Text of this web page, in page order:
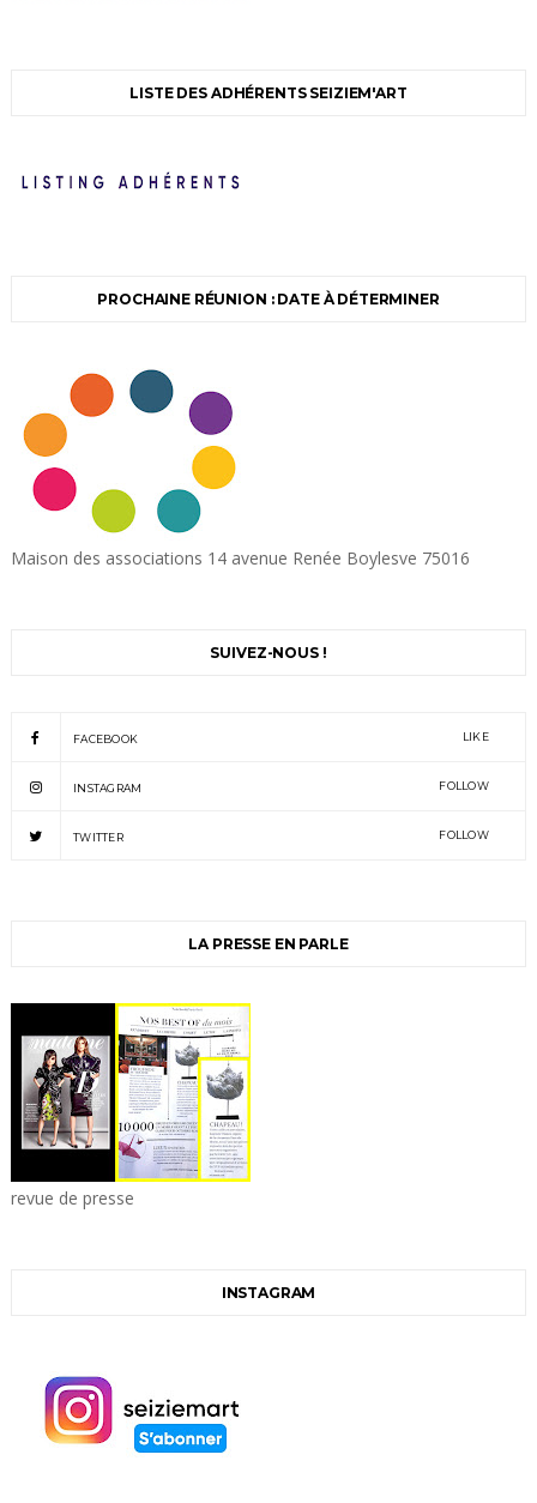
LISTE DES ADHÉRENTS SEIZIEM'ART
PROCHAINE RÉUNION : DATE À DÉTERMINER
Maison des associations 14 avenue Renée Boylesve 75016
SUIVEZ-NOUS !
FACEBOOK LIKE
INSTAGRAM FOLLOW
TWITTER FOLLOW
LA PRESSE EN PARLE
revue de presse
INSTAGRAM